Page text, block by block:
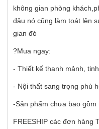
không gian phòng
đâu nó cũng làm toát lên
gian đó
?Mua ngay:
- Thiết kế thanh mảnh,
- Nội thất sang trọng phù
-Sản phẩm chưa bao gồm
FREESHIP các đơn hàng